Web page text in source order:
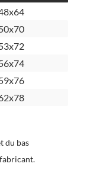
du bas